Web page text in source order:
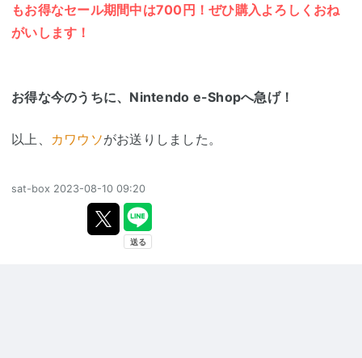
もお得なセール期間中は700円！ぜひ購入よろしくおね
がいします！
お得な今のうちに、Nintendo e-Shopへ急げ！
以上、 カワウソがお送りしました。
sat-box 2023-08-10 09:20